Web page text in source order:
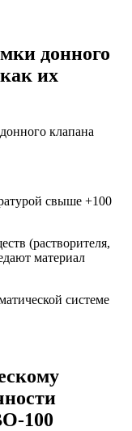
донного
их
клапана
свыше +100
(растворителя,
материал
системе
100